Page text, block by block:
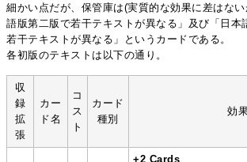
細かい点だが、保管庫は(実質的な効果に差はな
語版第二版で若干テキストが異なる」及び「日本
若干テキストが異なる」というカードである。
各初版のテキストは以下の通り。
収
録
拡
張
カー
ド名
コ
ス
ト
カード
種別
効
+2 Cards